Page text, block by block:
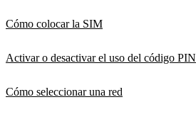
Cómo colocar la SIM
Activar o desactivar el uso del código PIN
Cómo seleccionar una red